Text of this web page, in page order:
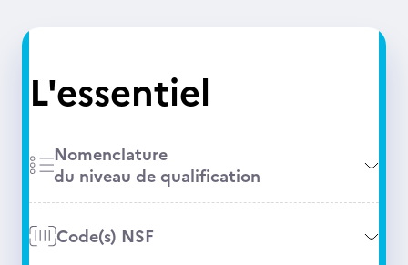
L'essentiel
Nomenclature
du niveau de qualification
Code(s) NSF